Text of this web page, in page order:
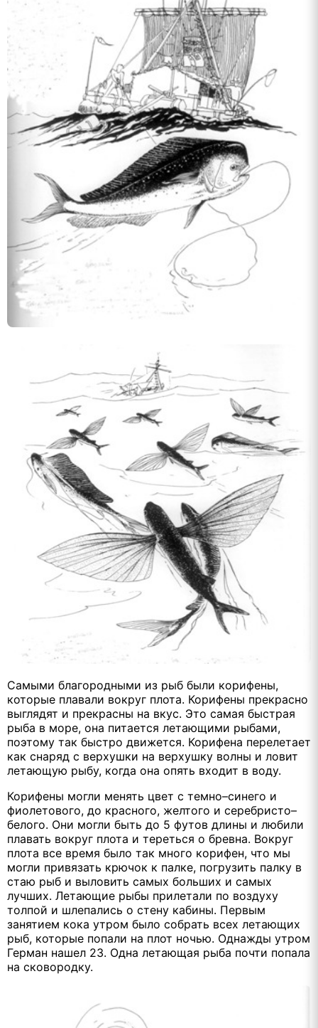
Самыми благородными из рыб были корифены,
которые плавали вокруг плота. Корифены прекрасно
выглядят и прекрасны на вкус. Это самая быстрая
рыба в море, она питается летающими рыбами,
поэтому так быстро движется. Корифена перелетает
как снаряд с верхушки на верхушку волны и ловит
летающую рыбу, когда она опять входит в воду.
Корифены могли менять цвет с темно–синего и
фиолетового, до красного, желтого и серебристо–
белого. Они могли быть до 5 футов длины и любили
плавать вокруг плота и тереться о бревна. Вокруг
плота все время было так много корифен, что мы
могли привязать крючок к палке, погрузить палку в
стаю рыб и выловить самых больших и самых
лучших. Летающие рыбы прилетали по воздуху
толпой и шлепались о стену кабины. Первым
занятием кока утром было собрать всех летающих
рыб, которые попали на плот ночью. Однажды утром
Герман нашел 23. Одна летающая рыба почти попала
на сковородку.